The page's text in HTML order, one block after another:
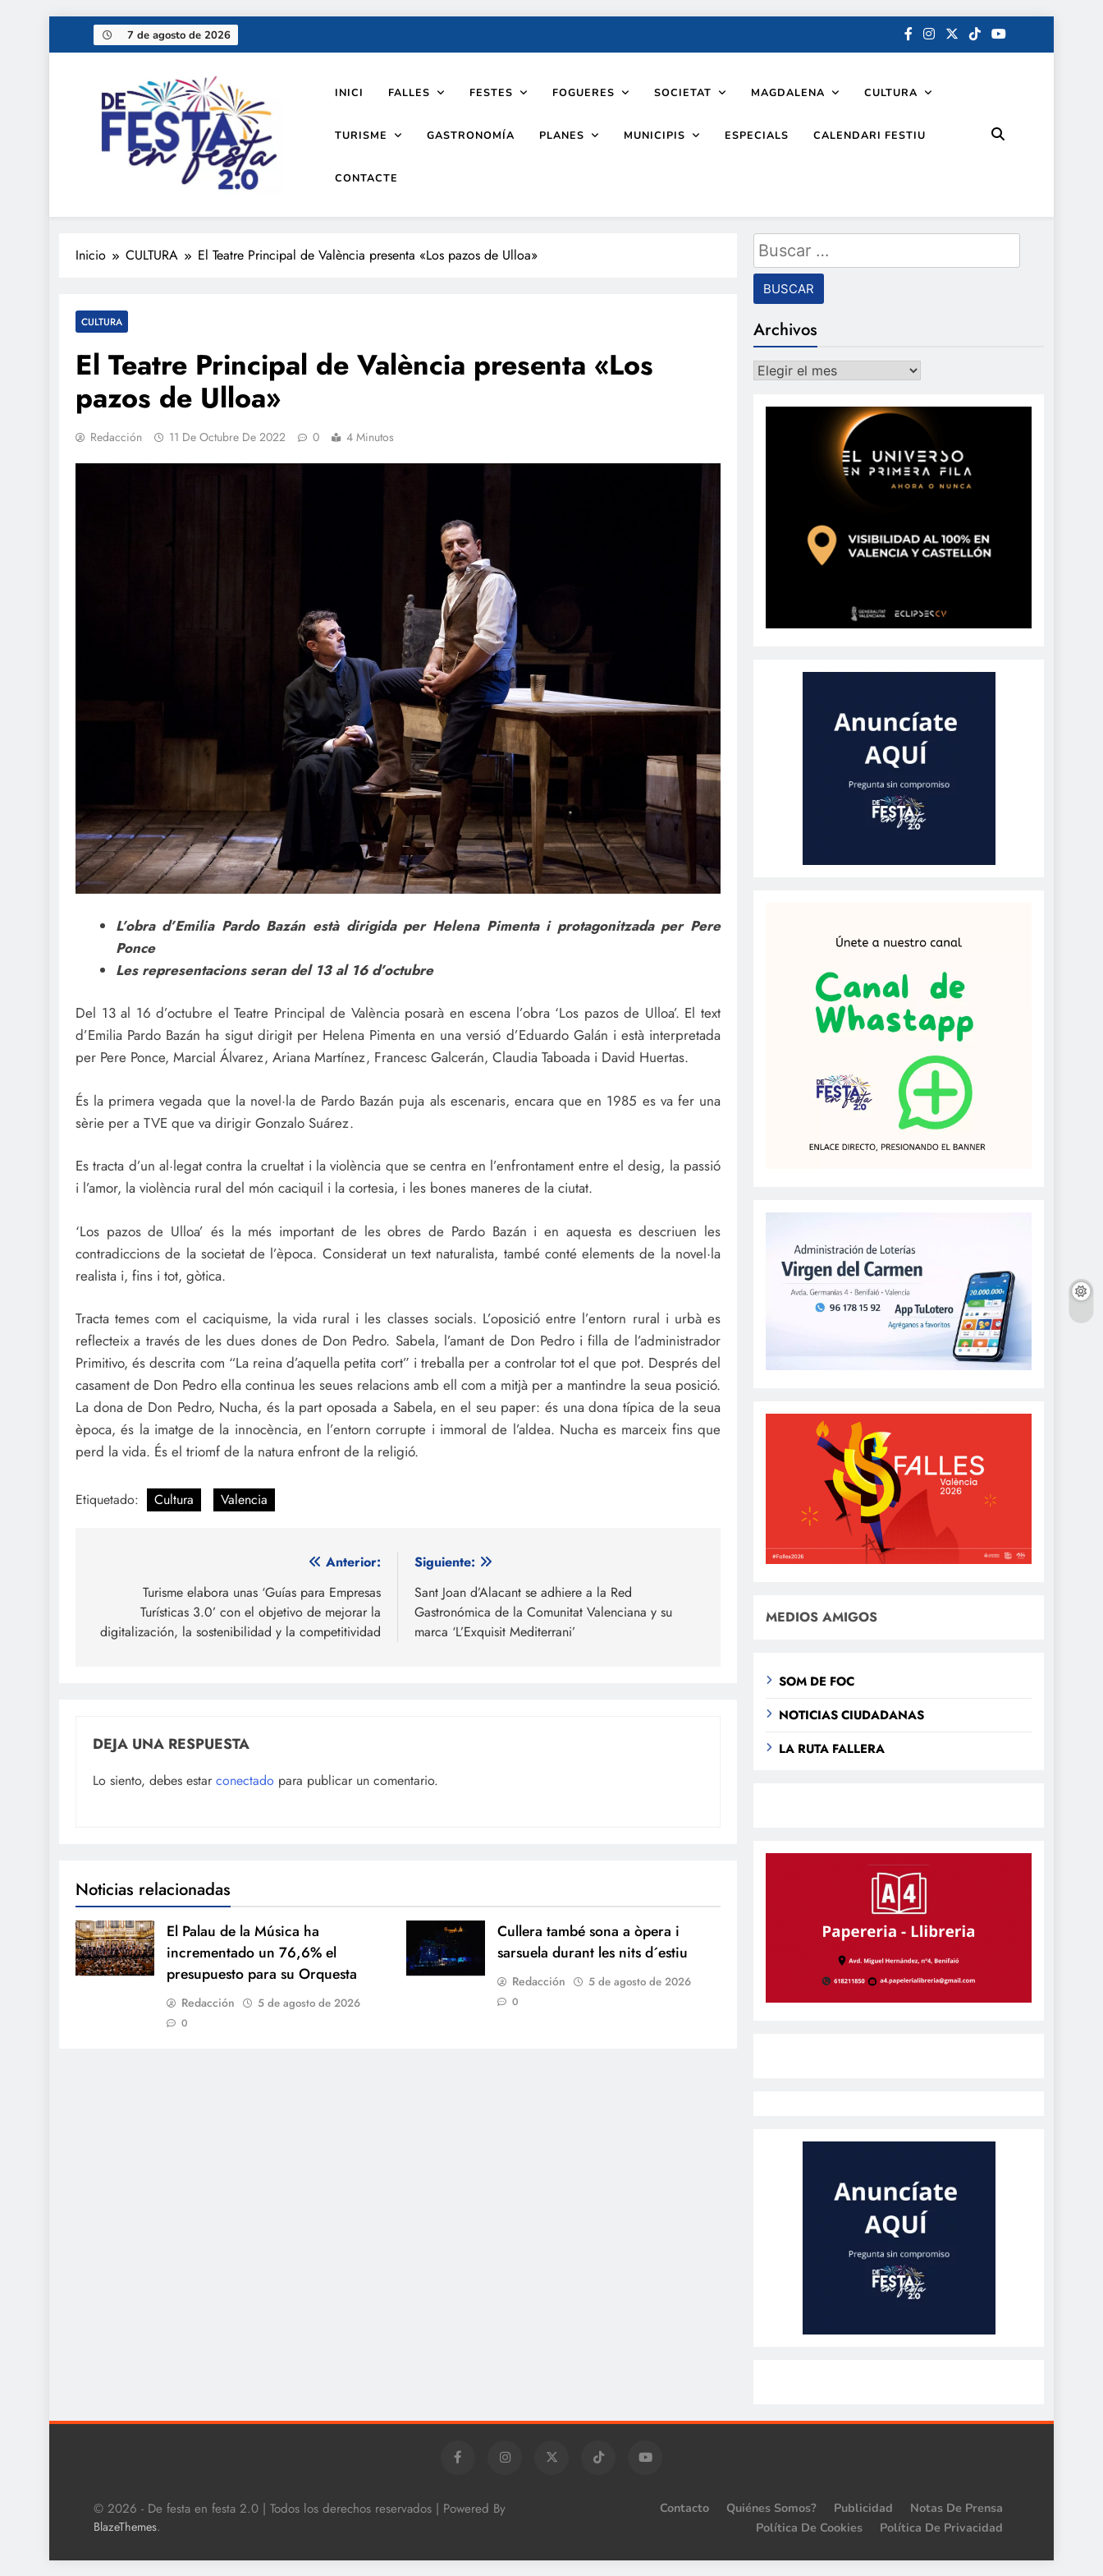
7 de agosto de 2026
De festa en festa 2.0
INICI FALLES FESTES FOGUERES SOCIETAT MAGDALENA CULTURA
TURISME GASTRONOMÍA PLANES MUNICIPIS ESPECIALS CALENDARI FESTIU
CONTACTE
Inicio CULTURA El Teatre Principal de València presenta «Los pazos de Ulloa»
CULTURA
El Teatre Principal de València presenta «Los
pazos de Ulloa»
Redacción 11 De Octubre De 2022 0 4 Minutos
L’obra d’Emilia Pardo Bazán està dirigida per Helena Pimenta i protagonitzada per Pere
Ponce
Les representacions seran del 13 al 16 d’octubre
Del 13 al 16 d’octubre el Teatre Principal de València posarà en escena l’obra ‘Los pazos de Ulloa’. El text
d’Emilia Pardo Bazán ha sigut dirigit per Helena Pimenta en una versió d’Eduardo Galán i està interpretada
per Pere Ponce, Marcial Álvarez, Ariana Martínez, Francesc Galcerán, Claudia Taboada i David Huertas.
És la primera vegada que la novel·la de Pardo Bazán puja als escenaris, encara que en 1985 es va fer una
sèrie per a TVE que va dirigir Gonzalo Suárez.
Es tracta d’un al·legat contra la crueltat i la violència que se centra en l’enfrontament entre el desig, la passió
i l’amor, la violència rural del món caciquil i la cortesia, i les bones maneres de la ciutat.
‘Los pazos de Ulloa’ és la més important de les obres de Pardo Bazán i en aquesta es descriuen les
contradiccions de la societat de l’època. Considerat un text naturalista, també conté elements de la novel·la
realista i, fins i tot, gòtica.
Tracta temes com el caciquisme, la vida rural i les classes socials. L’oposició entre l’entorn rural i urbà es
reflecteix a través de les dues dones de Don Pedro. Sabela, l’amant de Don Pedro i filla de l’administrador
Primitivo, és descrita com “La reina d’aquella petita cort” i treballa per a controlar tot el que pot. Després del
casament de Don Pedro ella continua les seues relacions amb ell com a mitjà per a mantindre la seua posició.
La dona de Don Pedro, Nucha, és la part oposada a Sabela, en el seu paper: és una dona típica de la seua
època, és la imatge de la innocència, en l’entorn corrupte i immoral de l’aldea. Nucha es marceix fins que
perd la vida. És el triomf de la natura enfront de la religió.
Etiquetado: Cultura Valencia
entradas
Anterior:
Turisme elabora unas ‘Guías para Empresas
Turísticas 3.0’ con el objetivo de mejorar la
digitalización, la sostenibilidad y la competitividad
Siguiente:
Sant Joan d’Alacant se adhiere a la Red
Gastronómica de la Comunitat Valenciana y su
marca ‘L’Exquisit Mediterrani’
DEJA UNA RESPUESTA
Lo siento, debes estar conectado para publicar un comentario.
Noticias relacionadas
El Palau de la Música ha
incrementado un 76,6% el
presupuesto para su Orquesta
Redacción 5 de agosto de 2026
0
Cullera també sona a òpera i
sarsuela durant les nits d´estiu
Redacción 5 de agosto de 2026
0
Buscar:
Archivos
Archivos
MEDIOS AMIGOS
SOM DE FOC
NOTICIAS CIUDADANAS
LA RUTA FALLERA
© 2026 - De festa en festa 2.0 | Todos los derechos reservados | Powered By
BlazeThemes.
Contacto Quiénes Somos? Publicidad
Notas De Prensa
Política De Cookies
Política De Privacidad